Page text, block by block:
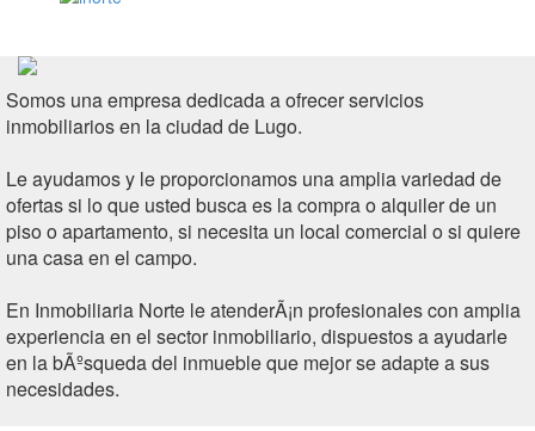
Somos una empresa dedicada a ofrecer servicios
inmobiliarios en la ciudad de Lugo.
Le ayudamos y le proporcionamos una amplia variedad de
ofertas si lo que usted busca es la compra o alquiler de un
piso o apartamento, si necesita un local comercial o si quiere
una casa en el campo.
En Inmobiliaria Norte le atenderÃ¡n profesionales con amplia
experiencia en el sector inmobiliario, dispuestos a ayudarle
en la bÃºsqueda del inmueble que mejor se adapte a sus
necesidades.